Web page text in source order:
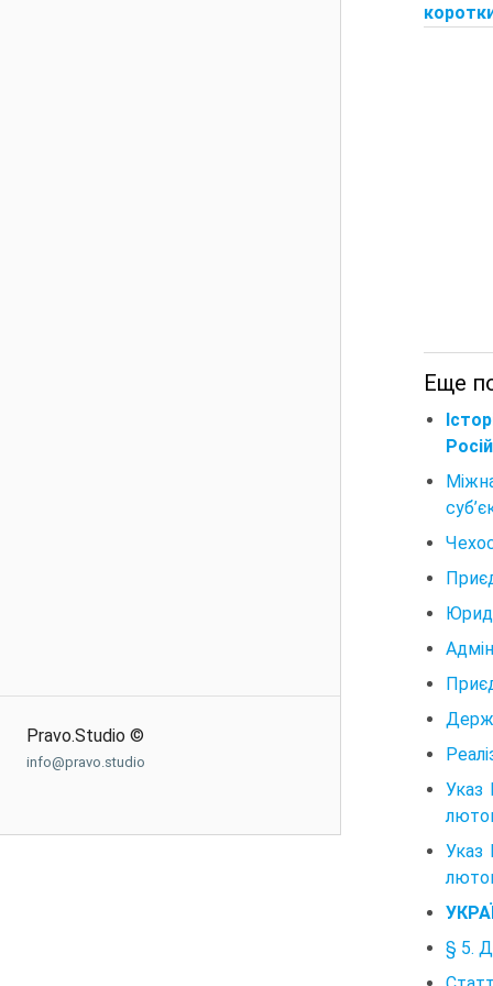
Pravo.Studio ©
info@pravo.studio
Еще
Указ
Указ
§ 5.